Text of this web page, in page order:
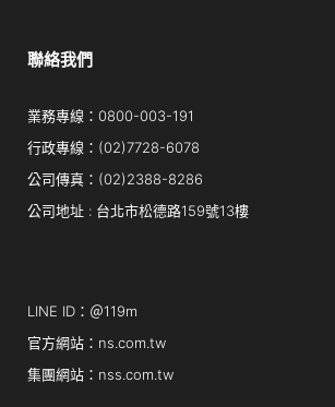
聯絡我們
業務專線：0800-003-191
行政專線：(02)7728-6078
公司傳真：(02)2388-8286
公司地址 : 台北市松德路159號13樓
LINE ID：＠119m
官方網站：ns.com.tw
集團網站：nss.com.tw